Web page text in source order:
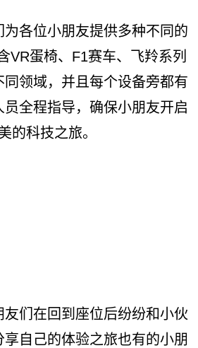
各位小朋友提供多种不同的
VR蛋椅、F1赛车、飞羚系列
领域，并且每个设备旁都有
全程指导，确保小朋友开启
的科技之旅。
们在回到座位后纷纷和小伙
自己的体验之旅也有的小朋